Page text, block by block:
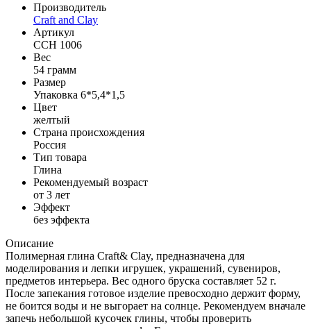
Производитель
Craft and Clay
Артикул
CCH 1006
Вес
54 грамм
Размер
Упаковка 6*5,4*1,5
Цвет
желтый
Страна происхождения
Россия
Тип товара
Глина
Рекомендуемый возраст
от 3 лет
Эффект
без эффекта
Описание
Полимерная глина Craft& Clay, предназначена для
моделирования и лепки игрушек, украшений, сувениров,
предметов интерьера. Вес одного бруска составляет 52 г.
После запекания готовое изделие превосходно держит форму,
не боится воды и не выгорает на солнце. Рекомендуем вначале
запечь небольшой кусочек глины, чтобы проверить